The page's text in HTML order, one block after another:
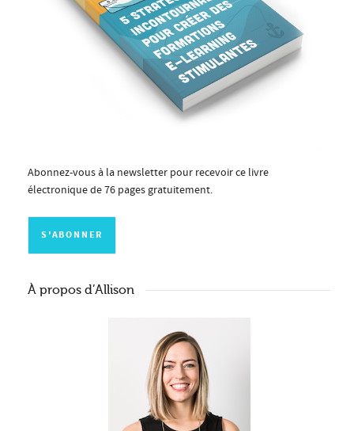
Abonnez-vous à la newsletter pour recevoir ce livre
électronique de 76 pages gratuitement.
À propos d’Allison